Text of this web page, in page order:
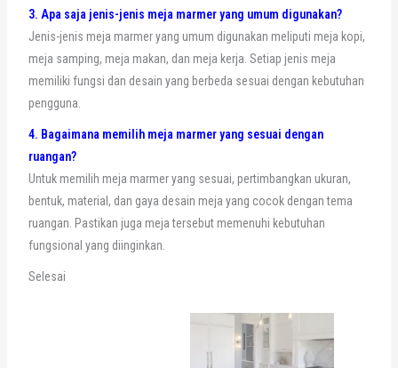
3. Apa saja jenis-jenis meja marmer yang umum digunakan?
Jenis-jenis meja marmer yang umum digunakan meliputi meja kopi,
meja samping, meja makan, dan meja kerja. Setiap jenis meja
memiliki fungsi dan desain yang berbeda sesuai dengan kebutuhan
pengguna.
4. Bagaimana memilih meja marmer yang sesuai dengan
ruangan?
Untuk memilih meja marmer yang sesuai, pertimbangkan ukuran,
bentuk, material, dan gaya desain meja yang cocok dengan tema
ruangan. Pastikan juga meja tersebut memenuhi kebutuhan
fungsional yang diinginkan.
Selesai